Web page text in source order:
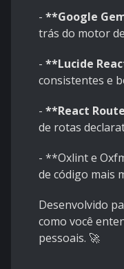
- **Google
trás do motor
- **Lucide
consistentes e
- **React
de rotas
- **Oxlint e
de código mais
Desenvolvido
como você
pessoais. 🚀